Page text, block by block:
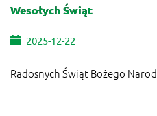
Wesołych Świąt
2025-12-22
Radosnych Świąt Bożego